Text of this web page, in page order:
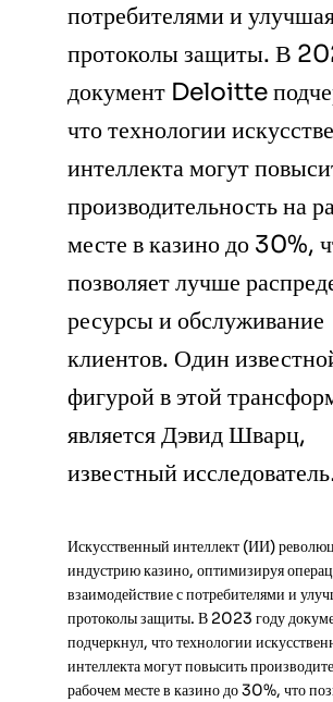
потребителями и
протоколы защиты. В
документ Deloitte
что технологии
интеллекта могут
производительность на
месте в казино до 30%,
позволяет лучше
ресурсы и обслуживание
клиентов. Один
фигурой в этой
является Дэвид Шварц,
известный
Искусственный интеллект (ИИ)
индустрию казино, оптимизируя
взаимодействие с потребителями и
протоколы защиты. В 2023 году
подчеркнул, что технологии
интеллекта могут повысить
рабочем месте в казино до 30%, что